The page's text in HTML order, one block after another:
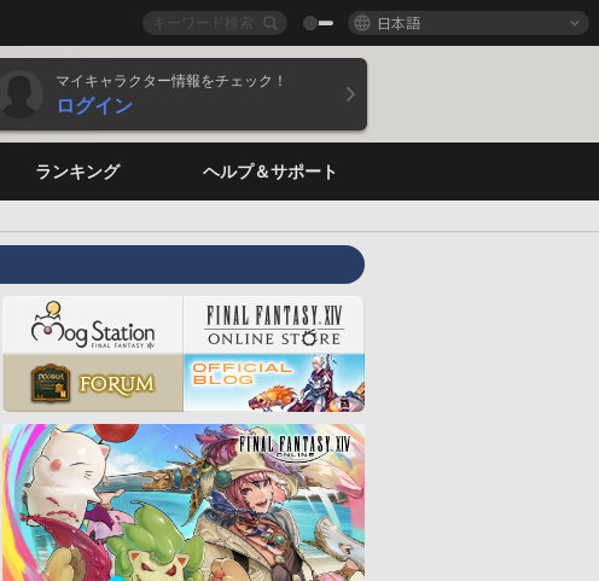
日本語
マイキャラクター情報をチェック！
ログイン
ランキング ヘルプ＆サポート